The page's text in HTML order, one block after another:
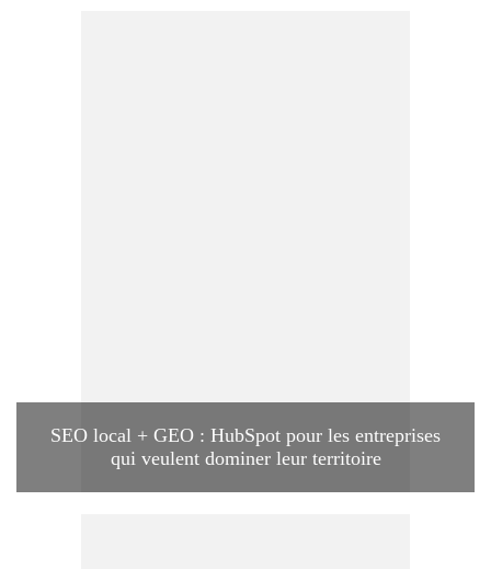
SEO local + GEO : HubSpot pour les entreprises
qui veulent dominer leur territoire